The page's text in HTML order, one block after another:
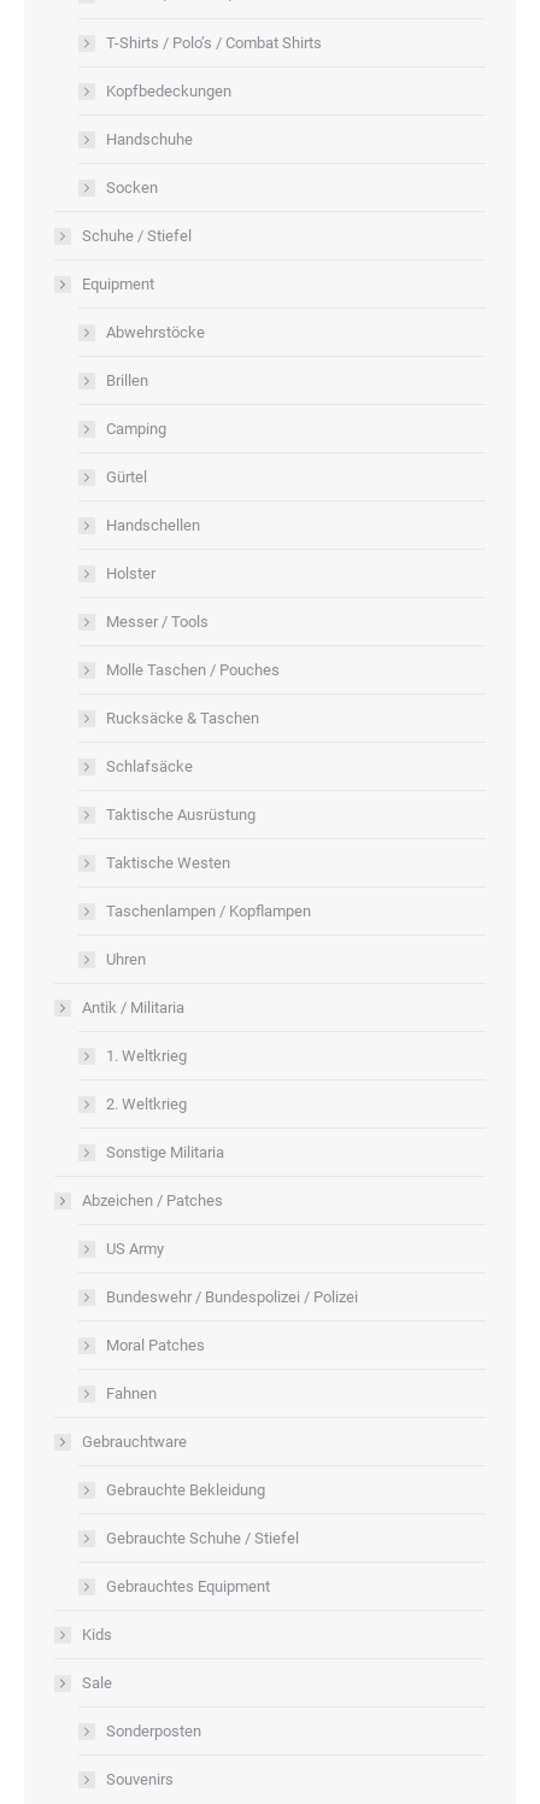
T-Shirts / Polo’s / Combat Shirts
Kopfbedeckungen
Handschuhe
Socken
Schuhe / Stiefel
Equipment
Abwehrstöcke
Brillen
Camping
Gürtel
Handschellen
Holster
Messer / Tools
Molle Taschen / Pouches
Rucksäcke & Taschen
Schlafsäcke
Taktische Ausrüstung
Taktische Westen
Taschenlampen / Kopflampen
Uhren
Antik / Militaria
1. Weltkrieg
2. Weltkrieg
Sonstige Militaria
Abzeichen / Patches
US Army
Bundeswehr / Bundespolizei / Polizei
Moral Patches
Fahnen
Gebrauchtware
Gebrauchte Bekleidung
Gebrauchte Schuhe / Stiefel
Gebrauchtes Equipment
Kids
Sale
Sonderposten
Souvenirs